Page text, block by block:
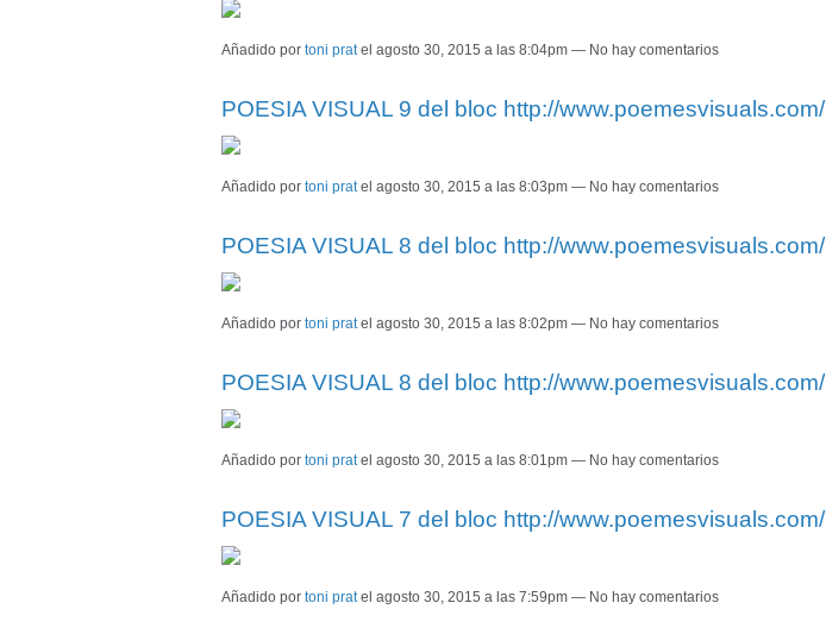
Añadido por toni pratel agosto 30, 2015 a las 8:04pm — No hay comentarios
POESIA VISUAL 9 del bloc http://www.poemesvisuals.com/
Añadido por toni pratel agosto 30, 2015 a las 8:03pm — No hay comentarios
POESIA VISUAL 8 del bloc http://www.poemesvisuals.com/
Añadido por toni pratel agosto 30, 2015 a las 8:02pm — No hay comentarios
POESIA VISUAL 8 del bloc http://www.poemesvisuals.com/
Añadido por toni pratel agosto 30, 2015 a las 8:01pm — No hay comentarios
POESIA VISUAL 7 del bloc http://www.poemesvisuals.com/
Añadido por toni pratel agosto 30, 2015 a las 7:59pm — No hay comentarios